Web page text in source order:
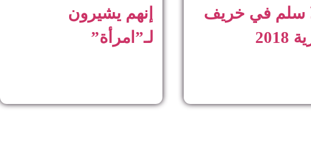
سلم في خريف
إنهم يشيرون
لـ”امرأة”